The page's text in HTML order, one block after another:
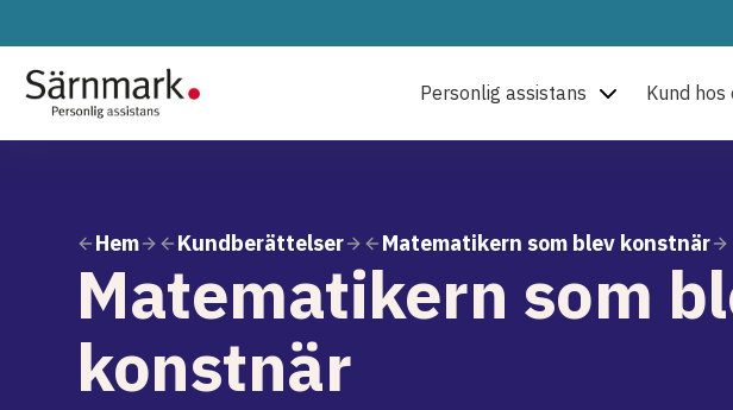
Personlig assistans Kund hos
Hem Kundberättelser Matematikern som blev konstnär
Matematikern som
konstnär